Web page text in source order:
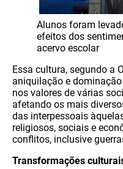
Alunos foram
efeitos dos
acervo escolar
Essa cultura, segundo a
aniquilação e
nos valores de várias
afetando os mais
das interpessoais
religiosos, sociais e
conflitos, inclusive
Transformações